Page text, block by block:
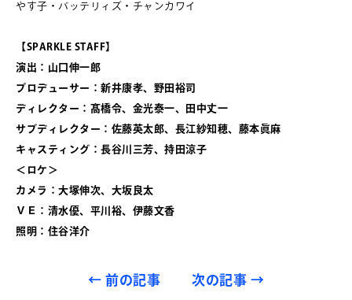
やす子・バッテリィズ・チャンカワイ
【SPARKLE STAFF】
演出：山口伸一郎
プロデューサー：新井康孝、野田裕司
ディレクター：髙橋令、金光泰一、田中丈一
サブディレクター：佐藤英太郎、長江紗知穂、藤本眞麻
キャスティング：長谷川三芳、持田涼子
＜ロケ＞
カメラ：大塚伸次、大坂良太
ＶＥ：清水優、平川裕、伊藤文香
照明：住谷洋介
← 前の記事 次の記事 →